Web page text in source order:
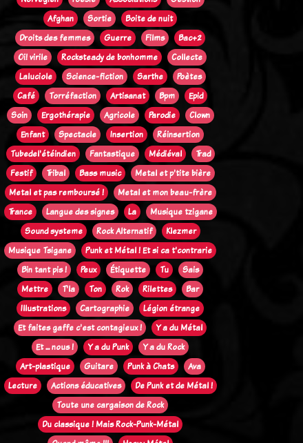
Afghan
Sortie
Boite de nuit
Droits des femmes
Guerre Films
Bac+2
Oi! virile
Rocksteady de bonhomme
Collecte
Laluciole
Science-fiction Sarthe
Poètes
Café
Torréfaction Artisanat Bpm
Epid
Soin
Ergothérapie Agricole Parodie
Clown
Enfant
Spectacle Insertion
Réinsertion
Tubedel'étéindien
Fantastique Médiéval
Trad
Festif
Tribal Bass music
Metal et p'tite bière
Metal et pas remboursé !
Metal et mon beau-frère
Trance
Langue des signes La
Musique tzigane
Sound systeme
Rock Alternatif
Klezmer
Musique Tsigane
Punk et Métal ! Et si ca t'contrarie
Bin tant pis !
Peux Étiquette Tu
Sais
Mettre
T'la Ton Rok Rilettes
Bar
Illustrations
Cartographie
Légion étrange
Et faites gaffe c'est contagieux !
Y a du Métal
Et ... nous !
Y a du Punk
Y a du Rock
Art-plastique
Guitare Punk à Chats
Ava
Lecture
Actions éducatives
De Punk et de Métal !
Toute une cargaison de Rock
Du classique ! Mais Rock-Punk-Métal